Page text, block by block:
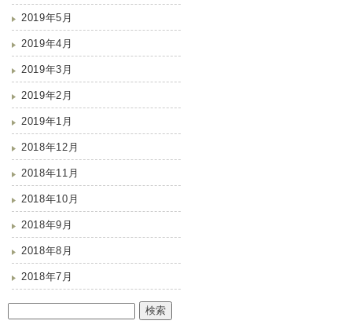
2019年5月
2019年4月
2019年3月
2019年2月
2019年1月
2018年12月
2018年11月
2018年10月
2018年9月
2018年8月
2018年7月